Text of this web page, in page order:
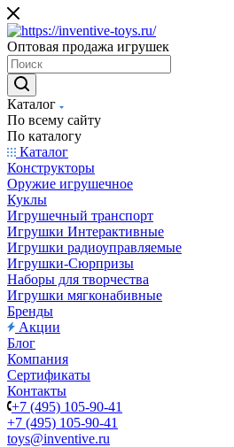
Оптовая продажа игрушек
Каталог
По всему сайту
По каталогу
Каталог
Конструкторы
Оружие игрушечное
Куклы
Игрушечный транспорт
Игрушки Интерактивные
Игрушки радиоуправляемые
Игрушки-Сюрпризы
Наборы для творчества
Игрушки мягконабивные
Бренды
Акции
Блог
Компания
Сертификаты
Контакты
+7 (495) 105-90-41
+7 (495) 105-90-41
toys@inventive.ru